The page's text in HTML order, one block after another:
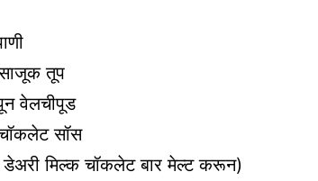
तूप
वेलचीपूड
सॉस
डेअरी मिल्क चॉकलेट बार मेल्ट करून)